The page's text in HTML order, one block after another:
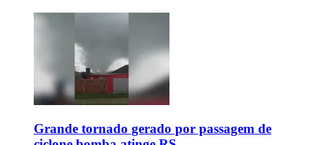
Grande tornado gerado por passagem de